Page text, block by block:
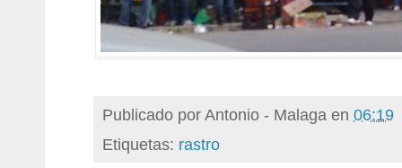
Publicado porAntonio - Malaga en 06:19
Etiquetas: rastro